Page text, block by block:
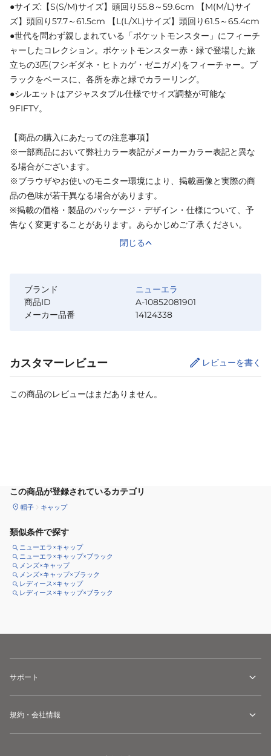
●サイズ:【S(S/M)サイズ】頭回り55.8～59.6cm 【M(M/L)サイ
ズ】頭回り57.7～61.5cm 【L(L/XL)サイズ】頭回り61.5～65.4cm
●世代を問わず親しまれている「ポケットモンスター」にフィーチ
ャーしたコレクション。ポケットモンスター赤・緑で登場した旅
立ちの3匹(フシギダネ・ヒトカゲ・ゼニガメ)をフィーチャー。ブ
ラックをベースに、各所を赤と緑でカラーリング。
●シルエットはアジャスタブル仕様でサイズ調整が可能な
9FIFTY。
【商品の購入にあたっての注意事項】
※一部商品において弊社カラー表記がメーカーカラー表記と異な
る場合がございます。
※ブラウザやお使いのモニター環境により、掲載画像と実際の商
品の色味が若干異なる場合があります。
※掲載の価格・製品のパッケージ・デザイン・仕様について、予
告なく変更することがあります。あらかじめご了承ください。
閉じる
ブランド
ニューエラ
商品ID
A-10852081901
メーカー品番
14124338
カスタマーレビュー レビューを書く
この商品のレビューはまだありません。
この商品が登録されているカテゴリ
帽子 キャップ
類似条件で探す
ニューエラ×キャップ
ニューエラ×キャップ×ブラック
メンズ×キャップ
メンズ×キャップ×ブラック
レディース×キャップ
レディース×キャップ×ブラック
サポート
規約・会社情報